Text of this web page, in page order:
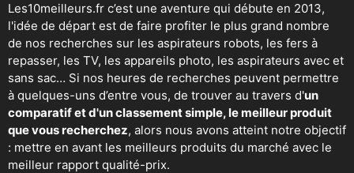
Les10meilleurs.fr c’est une aventure qui débute en 2013,
l'idée de départ est de faire profiter le plus grand nombre
de nos recherches sur les aspirateurs robots, les fers à
repasser, les TV, les appareils photo, les aspirateurs avec et
sans sac… Si nos heures de recherches peuvent permettre
à quelques-uns d’entre vous, de trouver au travers d'un
comparatif et d'un classement simple, le meilleur produit
que vous recherchez, alors nous avons atteint notre objectif
: mettre en avant les meilleurs produits du marché avec le
meilleur rapport qualité-prix.